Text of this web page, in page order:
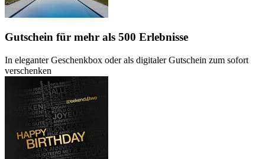
Gutschein für mehr als 500 Erlebnisse
In eleganter Geschenkbox oder als digitaler Gutschein zum sofort
verschenken